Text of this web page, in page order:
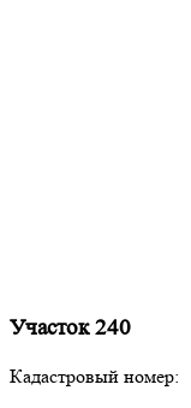
Участок 240
Кадастровый номер: